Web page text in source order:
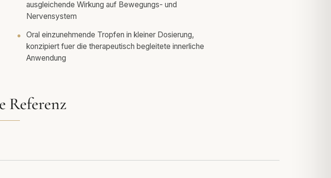
ausgleichende Wirkung auf Bewegungs- und
Nervensystem
Oral einzunehmende Tropfen in kleiner Dosierung,
konzipiert fuer die therapeutisch begleitete innerliche
Anwendung
Referenz